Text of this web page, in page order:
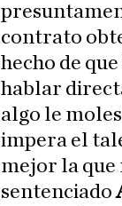
contrato
hecho de que
hablar
algo le
impera el
mejor la que
sentenciado